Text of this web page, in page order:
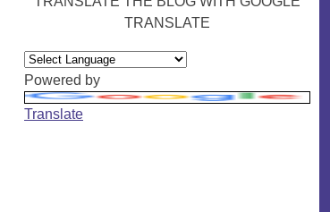
TRANSLATE
Powered by
Translate